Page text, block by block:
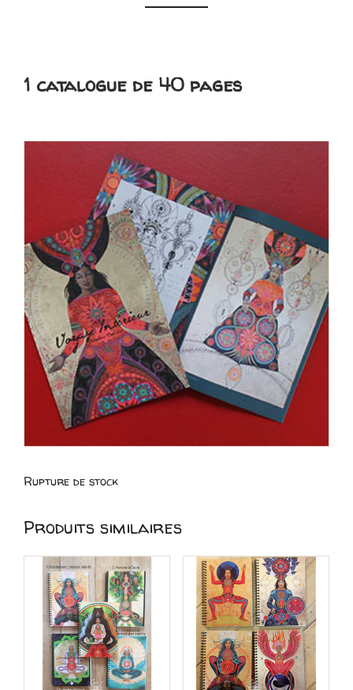
1 catalogue de 40 pages
Rupture de stock
Produits similaires